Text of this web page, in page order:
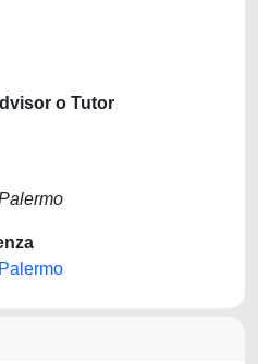
o Tutor